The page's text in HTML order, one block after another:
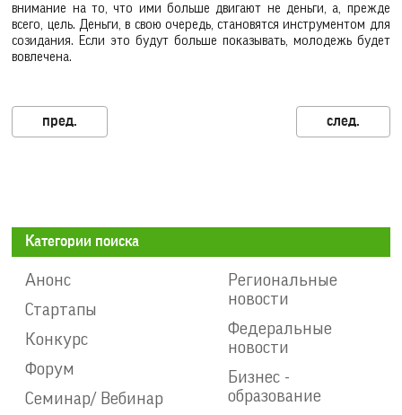
внимание на то, что ими больше двигают не деньги, а, прежде
всего, цель. Деньги, в свою очередь, становятся инструментом для
созидания. Если это будут больше показывать, молодежь будет
вовлечена.
Категории поиска
Анонс
Стартапы
Конкурс
Форум
Семинар/ Вебинар
Региональные
новости
Федеральные
новости
Бизнес -
образование